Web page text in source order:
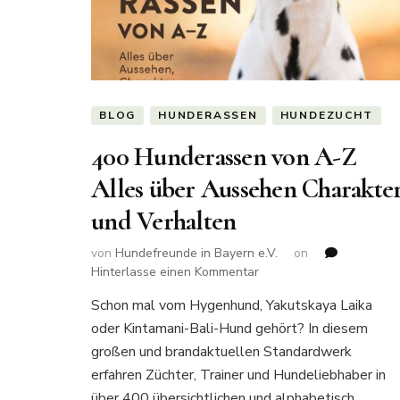
BLOG HUNDERASSEN HUNDEZUCHT
400 Hunderassen von A-Z
Alles über Aussehen
und Verhalten
von Hundefreunde in Bayern e.V.
on
Hinterlasse einen Kommentarzu
Hunderassen
von
A-
Alles
Schon mal vom Hygenhund, Yakutskaya Laika
oder Kintamani-Bali-Hund gehört? In diesem
großen und brandaktuellen Standardwerk
erfahren Züchter, Trainer und Hundeliebhaber in